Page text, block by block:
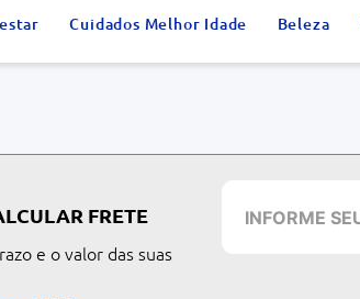
Cuidados Melhor Idade Beleza
FRETE
e o valor das suas